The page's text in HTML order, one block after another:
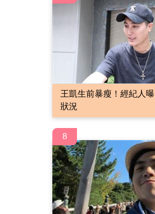
王凱生前暴瘦！經紀人
狀況
8